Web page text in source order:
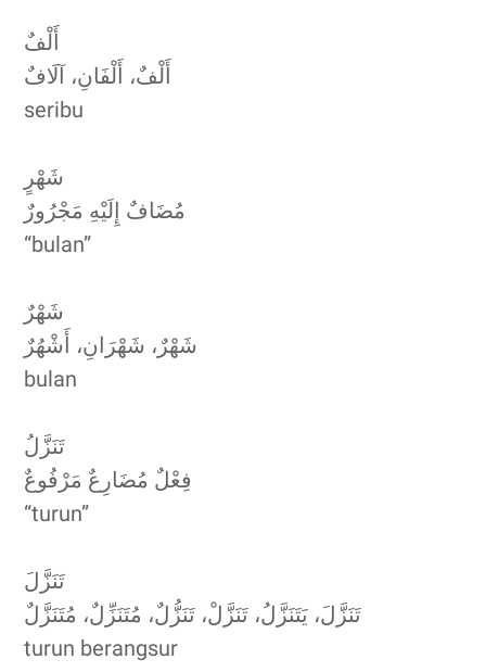
أَلْفٌ
أَلْفٌ، أَلْفَانِ، آلَافٌ
seribu
شَهْرٍ
مُضَافٌ إِلَيْهِ مَجْرُورٌ
“bulan”
شَهْرٌ
شَهْرٌ، شَهْرَانِ، أَشْهُرٌ
bulan
تَنَزَّلُ
فِعْلٌ مُضَارِعٌ مَرْفُوعٌ
“turun”
تَنَزَّلَ
تَنَزَّلَ، يَتَنَزَّلُ، تَنَزَّلْ، تَنَزُّلٌ، مُتَنَزِّلٌ، مُتَنَزَّلٌ
turun berangsur